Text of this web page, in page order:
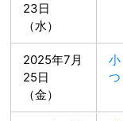
23日
（水）
2025年7月
25日
（金）